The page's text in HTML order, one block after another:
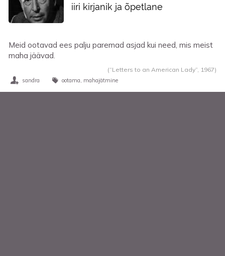
iiri kirjanik ja õpetlane
Meid ootavad ees palju paremad asjad kui need, mis meist
maha jäävad.
(“Letters to an American Lady”, 1967)
sandra ootama mahajätmine